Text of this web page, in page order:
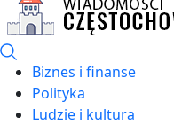
Biznes i finanse
Polityka
Ludzie i kultura